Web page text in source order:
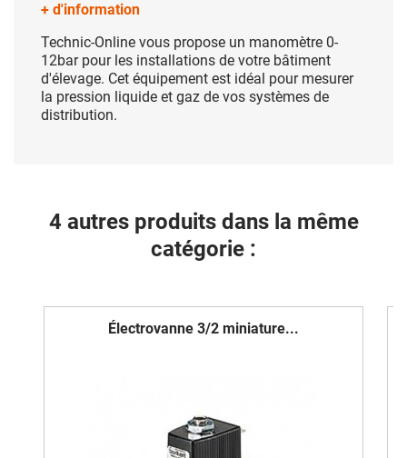
+ d'information
Technic-Online vous propose un manomètre 0-
12bar pour les installations de votre bâtiment
d'élevage. Cet équipement est idéal pour mesurer
la pression liquide et gaz de vos systèmes de
distribution.
4 autres produits dans la même
catégorie :
Électrovanne 3/2 miniature...